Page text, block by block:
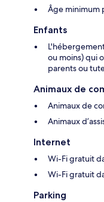
Âge minimum
Enfants
ou moins) qui
parents ou
Animaux de
Animaux de
Animaux
Internet
Wi-Fi gratuit
Wi-Fi gratuit
Parking